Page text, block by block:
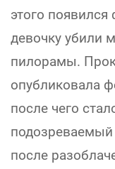
этого
девочку убили
пилорамы.
опубликовала
после чего
после